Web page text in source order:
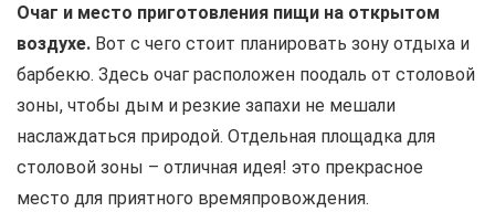
Очаг и место приготовления пищи на открытом
воздухе. Вот с чего стоит планировать зону отдыха и
барбекю. Здесь очаг расположен поодаль от столовой
зоны, чтобы дым и резкие запахи не мешали
наслаждаться природой. Отдельная площадка для
столовой зоны – отличная идея! это прекрасное
место для приятного времяпровождения.